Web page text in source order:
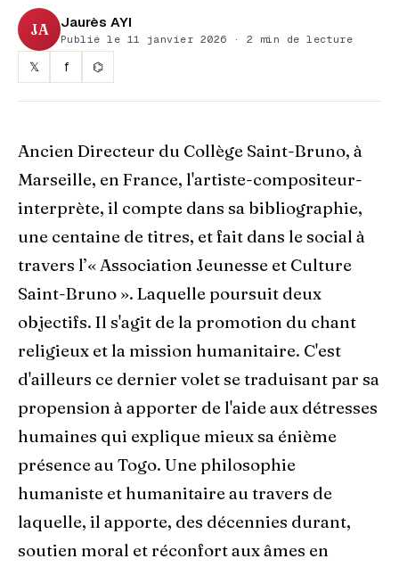
JA Jaurès AYI
Publié le 11 janvier 2026 · 2 min de lecture
𝕏 f ⌬
Ancien Directeur du Collège Saint-Bruno, à
Marseille, en France, l'artiste-compositeur-
interprète, il compte dans sa bibliographie,
une centaine de titres, et fait dans le social à
travers l’« Association Jeunesse et Culture
Saint-Bruno ». Laquelle poursuit deux
objectifs. Il s'agit de la promotion du chant
religieux et la mission humanitaire. C'est
d'ailleurs ce dernier volet se traduisant par sa
propension à apporter de l'aide aux détresses
humaines qui explique mieux sa énième
présence au Togo. Une philosophie
humaniste et humanitaire au travers de
laquelle, il apporte, des décennies durant,
soutien moral et réconfort aux âmes en